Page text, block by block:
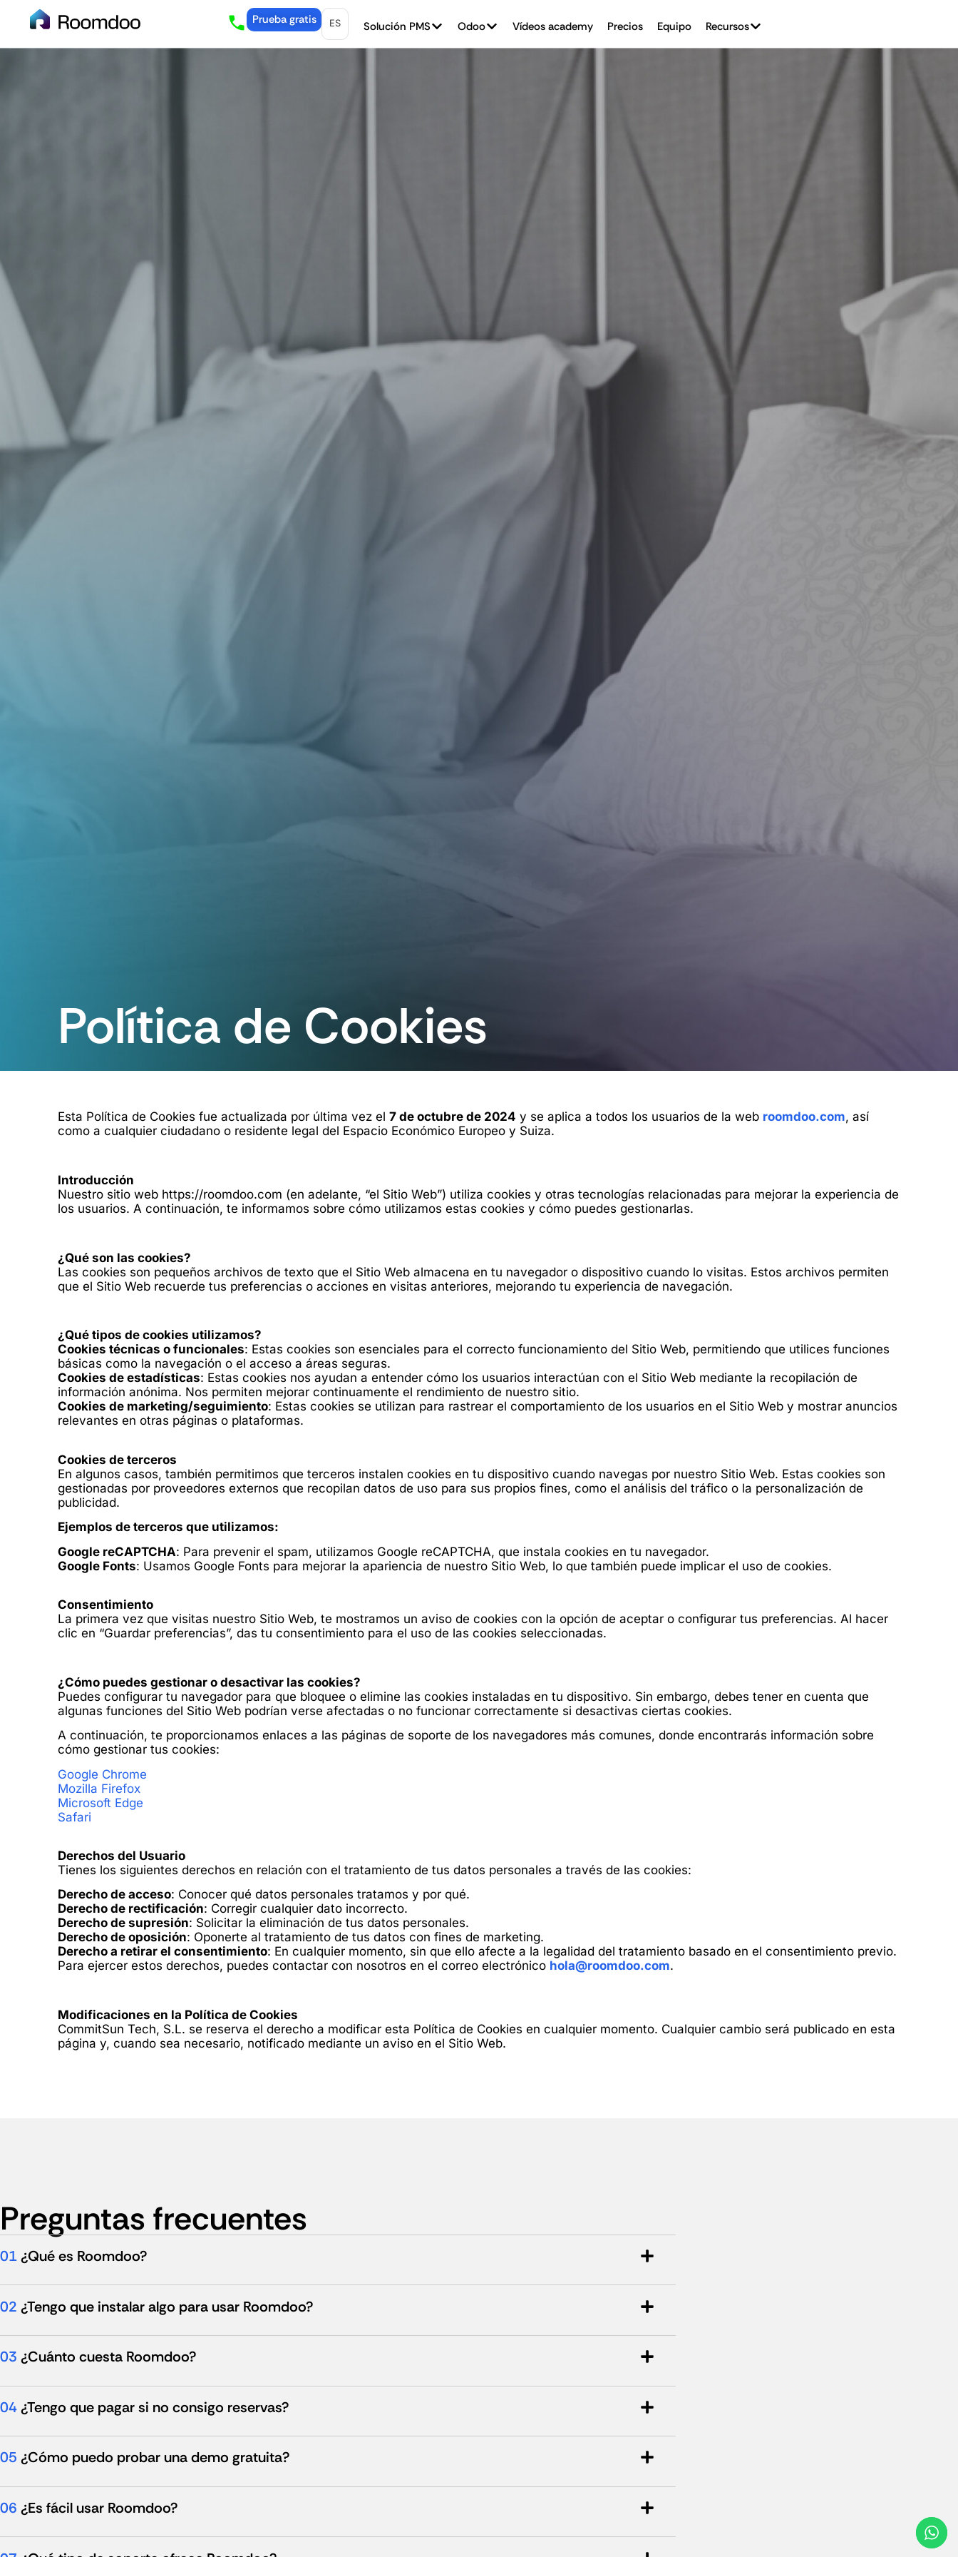
Solución PMS Odoo Vídeos academy Precios Equipo Recursos
Prueba gratis ES
Política de Cookies
Esta Política de Cookies fue actualizada por última vez el 7 de octubre de 2024 y se aplica a todos los usuarios de la web roomdoo.com, así
como a cualquier ciudadano o residente legal del Espacio Económico Europeo y Suiza.
Introducción
Nuestro sitio web https://roomdoo.com (en adelante, “el Sitio Web”) utiliza cookies y otras tecnologías relacionadas para mejorar la experiencia de
los usuarios. A continuación, te informamos sobre cómo utilizamos estas cookies y cómo puedes gestionarlas.
¿Qué son las cookies?
Las cookies son pequeños archivos de texto que el Sitio Web almacena en tu navegador o dispositivo cuando lo visitas. Estos archivos permiten
que el Sitio Web recuerde tus preferencias o acciones en visitas anteriores, mejorando tu experiencia de navegación.
¿Qué tipos de cookies utilizamos?
Cookies técnicas o funcionales: Estas cookies son esenciales para el correcto funcionamiento del Sitio Web, permitiendo que utilices funciones
básicas como la navegación o el acceso a áreas seguras.
Cookies de estadísticas: Estas cookies nos ayudan a entender cómo los usuarios interactúan con el Sitio Web mediante la recopilación de
información anónima. Nos permiten mejorar continuamente el rendimiento de nuestro sitio.
Cookies de marketing/seguimiento: Estas cookies se utilizan para rastrear el comportamiento de los usuarios en el Sitio Web y mostrar anuncios
relevantes en otras páginas o plataformas.
Cookies de terceros
En algunos casos, también permitimos que terceros instalen cookies en tu dispositivo cuando navegas por nuestro Sitio Web. Estas cookies son
gestionadas por proveedores externos que recopilan datos de uso para sus propios fines, como el análisis del tráfico o la personalización de
publicidad.
Ejemplos de terceros que utilizamos:
Google reCAPTCHA: Para prevenir el spam, utilizamos Google reCAPTCHA, que instala cookies en tu navegador.
Google Fonts: Usamos Google Fonts para mejorar la apariencia de nuestro Sitio Web, lo que también puede implicar el uso de cookies.
Consentimiento
La primera vez que visitas nuestro Sitio Web, te mostramos un aviso de cookies con la opción de aceptar o configurar tus preferencias. Al hacer
clic en “Guardar preferencias”, das tu consentimiento para el uso de las cookies seleccionadas.
¿Cómo puedes gestionar o desactivar las cookies?
Puedes configurar tu navegador para que bloquee o elimine las cookies instaladas en tu dispositivo. Sin embargo, debes tener en cuenta que
algunas funciones del Sitio Web podrían verse afectadas o no funcionar correctamente si desactivas ciertas cookies.
A continuación, te proporcionamos enlaces a las páginas de soporte de los navegadores más comunes, donde encontrarás información sobre
cómo gestionar tus cookies:
Google Chrome
Mozilla Firefox
Microsoft Edge
Safari
Derechos del Usuario
Tienes los siguientes derechos en relación con el tratamiento de tus datos personales a través de las cookies:
Derecho de acceso: Conocer qué datos personales tratamos y por qué.
Derecho de rectificación: Corregir cualquier dato incorrecto.
Derecho de supresión: Solicitar la eliminación de tus datos personales.
Derecho de oposición: Oponerte al tratamiento de tus datos con fines de marketing.
Derecho a retirar el consentimiento: En cualquier momento, sin que ello afecte a la legalidad del tratamiento basado en el consentimiento previo.
Para ejercer estos derechos, puedes contactar con nosotros en el correo electrónico hola@roomdoo.com.
Modificaciones en la Política de Cookies
CommitSun Tech, S.L. se reserva el derecho a modificar esta Política de Cookies en cualquier momento. Cualquier cambio será publicado en esta
página y, cuando sea necesario, notificado mediante un aviso en el Sitio Web.
Preguntas frecuentes
01¿Qué es Roomdoo?
02 ¿Tengo que instalar algo para usar Roomdoo?
03 ¿Cuánto cuesta Roomdoo?
04¿Tengo que pagar si no consigo reservas?
05 ¿Cómo puedo probar una demo gratuita?
06 ¿Es fácil usar Roomdoo?